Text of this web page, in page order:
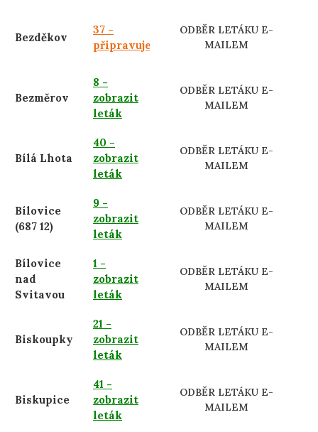
Bezděkov
37 -
připravujeme
ODBĚR LETÁKU E-
MAILEM
Bezměrov
8 -
zobrazit
leták
ODBĚR LETÁKU E-
MAILEM
Bílá Lhota
40 -
zobrazit
leták
ODBĚR LETÁKU E-
MAILEM
Bílovice
(687 12)
9 -
zobrazit
leták
ODBĚR LETÁKU E-
MAILEM
Bílovice
nad
Svitavou
1 -
zobrazit
leták
ODBĚR LETÁKU E-
MAILEM
Biskoupky
21 -
zobrazit
leták
ODBĚR LETÁKU E-
MAILEM
Biskupice
41 -
zobrazit
leták
ODBĚR LETÁKU E-
MAILEM